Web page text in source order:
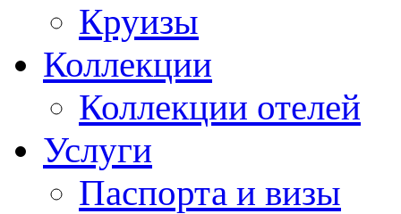
Круизы
Коллекции
Коллекции отелей
Услуги
Паспорта и визы